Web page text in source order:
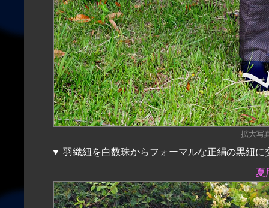
拡大写
▼ 羽織紐を白数珠からフォーマルな正絹の黒紐に
夏